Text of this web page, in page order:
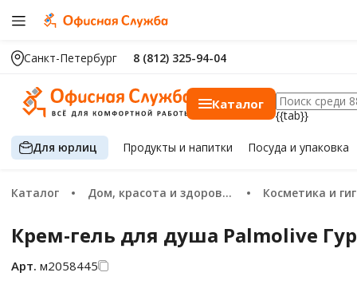
Санкт-Петербург 8 (812) 325-94-04
Каталог
{{tab}}
Для юрлиц Продуктыи напитки Посуда и упаковка
Каталог Дом, красота и здоровье Косметика и
Крем-гель для душа Palmolive
Арт. м2058445